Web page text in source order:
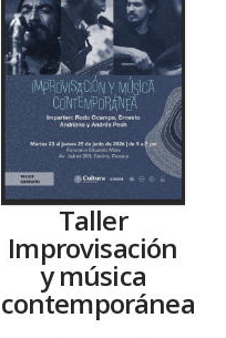
Taller
Improvisación
y música
contemporánea